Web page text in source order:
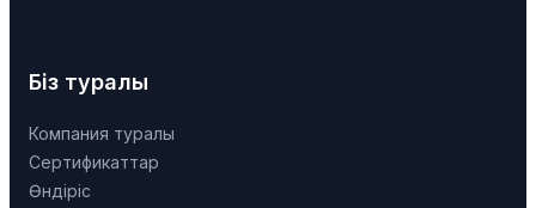
Біз туралы
Компания туралы
Сертификаттар
Өндіріс